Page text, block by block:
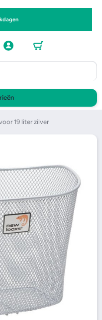
Inlogge
wagen
19 liter zilver